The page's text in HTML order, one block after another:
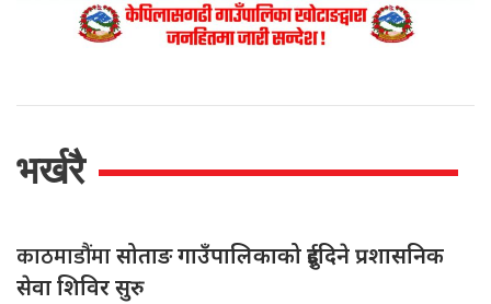
भर्खरै
काठमाडौंमासोताङ गाउँपालिकाको दुईदिने प्रशासनिक
सेवा शिविर सुरु